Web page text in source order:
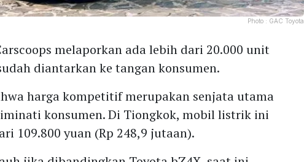
Photo : GAC Toyota
melaporkan ada lebih dari 20.000 unit
diantarkan ke tangan konsumen.
harga kompetitif merupakan senjata utama
konsumen. Di Tiongkok, mobil listrik ini
109.800 yuan (Rp 248,9 jutaan).